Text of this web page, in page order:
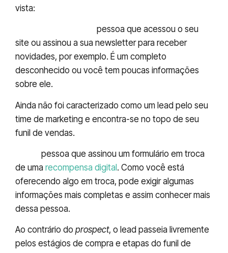
vista:
pessoa que acessou o seu
site ou assinou a sua newsletter para receber
novidades, por exemplo. É um completo
desconhecido ou você tem poucas informações
sobre ele.
Ainda não foi caracterizado como um lead pelo seu
time de marketing e encontra-se no topo de seu
funil de vendas.
pessoa que assinou um formulário em troca
de uma recompensa digital . Como você está
oferecendo algo em troca, pode exigir algumas
informações mais completas e assim conhecer mais
dessa pessoa.
Ao contrário do prospect, o lead passeia livremente
pelos estágios de compra e etapas do funil de